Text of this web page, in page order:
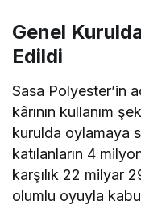
Genel
Edildi
Sasa Polyester’in
kârının kullanım
kurulda oylamaya
katılanların 4
karşılık 22 milyar
olumlu oyuyla